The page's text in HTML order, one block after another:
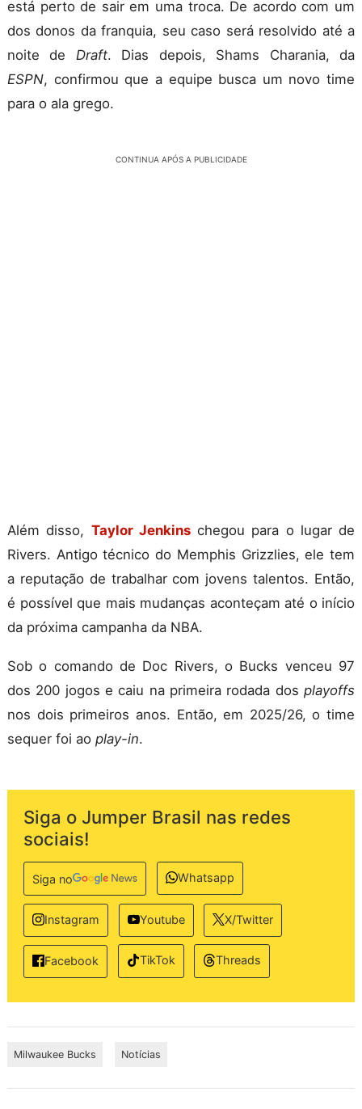
está perto de sair em uma troca. De acordo com um
dos donos da franquia, seu caso será resolvido até a
noite de Draft. Dias depois, Shams Charania, da
ESPN, confirmou que a equipe busca um novo time
para o ala grego.
CONTINUA APÓS A PUBLICIDADE
Além disso, Taylor Jenkinschegou para o lugar de
Rivers. Antigo técnico do Memphis Grizzlies, ele tem
a reputação de trabalhar com jovens talentos. Então,
é possível que mais mudanças aconteçam até o início
da próxima campanha da NBA.
Sob o comando de Doc Rivers, o Bucks venceu 97
dos 200 jogos e caiu na primeira rodada dos playoffs
nos dois primeiros anos. Então, em 2025/26, o time
sequer foi ao play-in.
Siga o Jumper Brasil nas redes
sociais!
Siga no Whatsapp
Instagram Youtube X/Twitter
Facebook TikTok Threads
Milwaukee Bucks Notícias